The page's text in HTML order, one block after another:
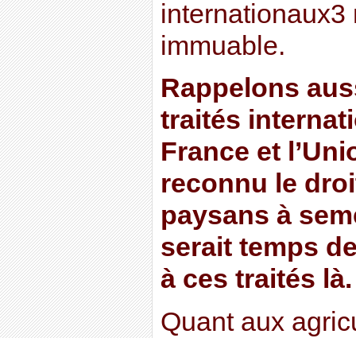
internationaux3
immuable.
Rappelons
traités
France et
reconnu le
paysans à
serait temps
à ces traités là.
Quant aux